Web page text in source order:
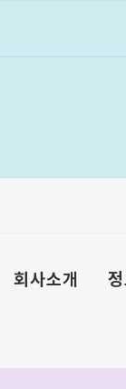
회사소개